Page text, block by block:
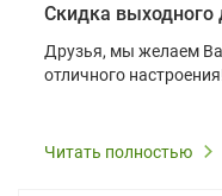
Скидка выходного
Друзья, мы желаем
отличного
Читать полностью